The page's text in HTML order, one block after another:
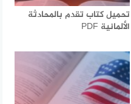
تحميل كتاب تقدم بالمحادثة
الألمانية PDF